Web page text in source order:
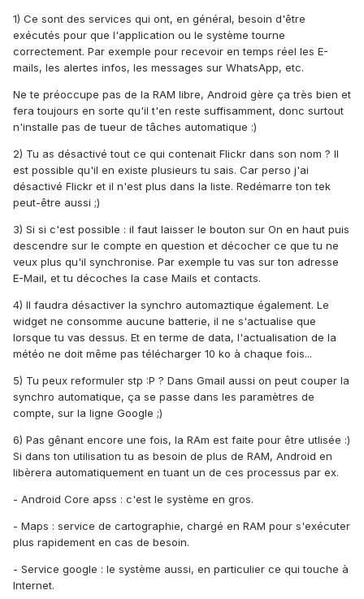
1) Ce sont des services qui ont, en général, besoin d'être
exécutés pour que l'application ou le système tourne
correctement. Par exemple pour recevoir en temps réel les E-
mails, les alertes infos, les messages sur WhatsApp, etc.
Ne te préoccupe pas de la RAM libre, Android gère ça très bien et
fera toujours en sorte qu'il t'en reste suffisamment, donc surtout
n'installe pas de tueur de tâches automatique :)
2) Tu as désactivé tout ce qui contenait Flickr dans son nom ? Il
est possible qu'il en existe plusieurs tu sais. Car perso j'ai
désactivé Flickr et il n'est plus dans la liste. Redémarre ton tek
peut-être aussi ;)
3) Si si c'est possible : il faut laisser le bouton sur On en haut puis
descendre sur le compte en question et décocher ce que tu ne
veux plus qu'il synchronise. Par exemple tu vas sur ton adresse
E-Mail, et tu décoches la case Mails et contacts.
4) Il faudra désactiver la synchro automaztique également. Le
widget ne consomme aucune batterie, il ne s'actualise que
lorsque tu vas dessus. Et en terme de data, l'actualisation de la
météo ne doit même pas télécharger 10 ko à chaque fois...
5) Tu peux reformuler stp :P ? Dans Gmail aussi on peut couper la
synchro automatique, ça se passe dans les paramètres de
compte, sur la ligne Google ;)
6) Pas gênant encore une fois, la RAm est faite pour être utlisée :)
Si dans ton utilisation tu as besoin de plus de RAM, Android en
libèrera automatiquement en tuant un de ces processus par ex.
- Android Core apss : c'est le système en gros.
- Maps : service de cartographie, chargé en RAM pour s'exécuter
plus rapidement en cas de besoin.
- Service google : le système aussi, en particulier ce qui touche à
Internet.